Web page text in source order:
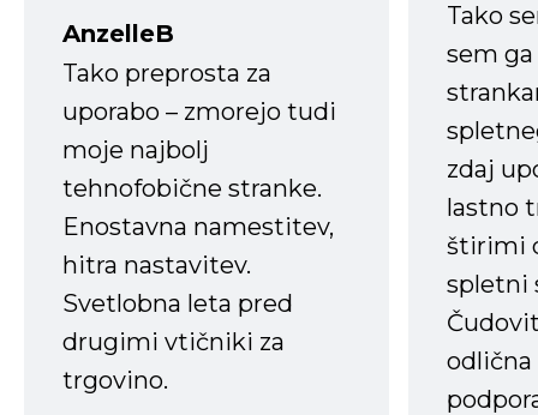
AnzelleB
Tako preprosta za
uporabo – zmorejo tudi
moje najbolj
tehnofobične stranke.
Enostavna namestitev,
hitra nastavitev.
Svetlobna leta pred
drugimi vtičniki za
trgovino.
Tako
sem
zdaj
lastno
štirimi
spletni